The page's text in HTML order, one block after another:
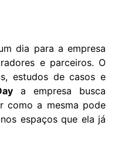
dia para a empresa
e parceiros. O
estudos de casos e
a empresa busca
como a mesma pode
espaços que ela já